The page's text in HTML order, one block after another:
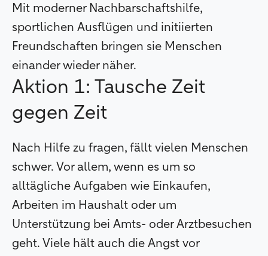
Mit moderner Nachbarschaftshilfe,
sportlichen Ausflügen und initiierten
Freundschaften bringen sie Menschen
einander wieder näher.
Aktion 1: Tausche Zeit
gegen Zeit
Nach Hilfe zu fragen, fällt vielen Menschen
schwer. Vor allem, wenn es um so
alltägliche Aufgaben wie Einkaufen,
Arbeiten im Haushalt oder um
Unterstützung bei Amts- oder Arztbesuchen
geht. Viele hält auch die Angst vor